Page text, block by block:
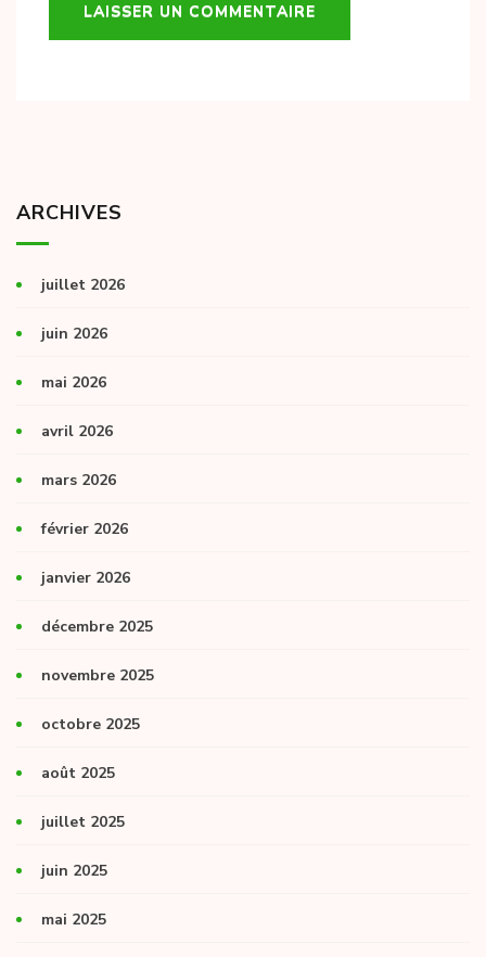
ARCHIVES
juillet 2026
juin 2026
mai 2026
avril 2026
mars 2026
février 2026
janvier 2026
décembre 2025
novembre 2025
octobre 2025
août 2025
juillet 2025
juin 2025
mai 2025